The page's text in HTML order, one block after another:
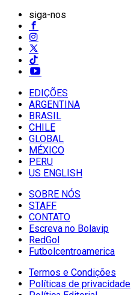
siga-nos
EDIÇÕES
ARGENTINA
BRASIL
CHILE
GLOBAL
MÉXICO
PERU
US ENGLISH
SOBRE NÓS
STAFF
CONTATO
Escreva no Bolavip
RedGol
Futbolcentroamerica
Termos e Condições
Políticas de privacidade